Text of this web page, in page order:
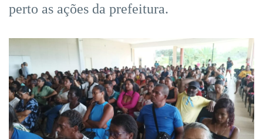
perto as ações da prefeitura.